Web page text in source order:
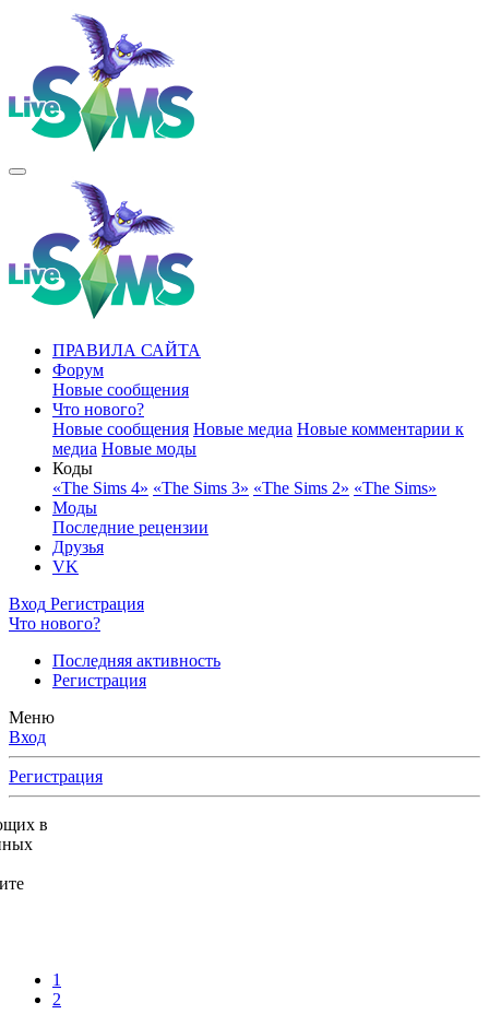
ПРАВИЛА САЙТА
Форум
Новые сообщения
Что нового?
Новые сообщения Новые медиа Новые комментарии к
медиа Новые моды
Коды
«The Sims 4» «The Sims 3» «The Sims 2» «The Sims»
Моды
Последние рецензии
Друзья
VK
Вход Регистрация
Что нового?
Последняя активность
Регистрация
Меню
Вход
Регистрация
в
1
2